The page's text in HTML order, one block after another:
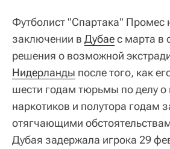
Футболист "Спартака" Промес
заключении в Дубаес марта в
решения о возможной
Нидерланды после того, как
шести годам тюрьмы по делу о
наркотиков и полутора годам
отягчающими
Дубая задержала игрока 29